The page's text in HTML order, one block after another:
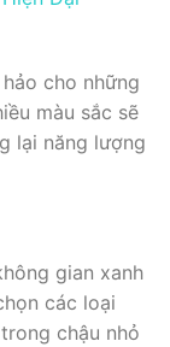
cho những
màu sắc sẽ
lại năng lượng
gian xanh
các loại
chậu nhỏ